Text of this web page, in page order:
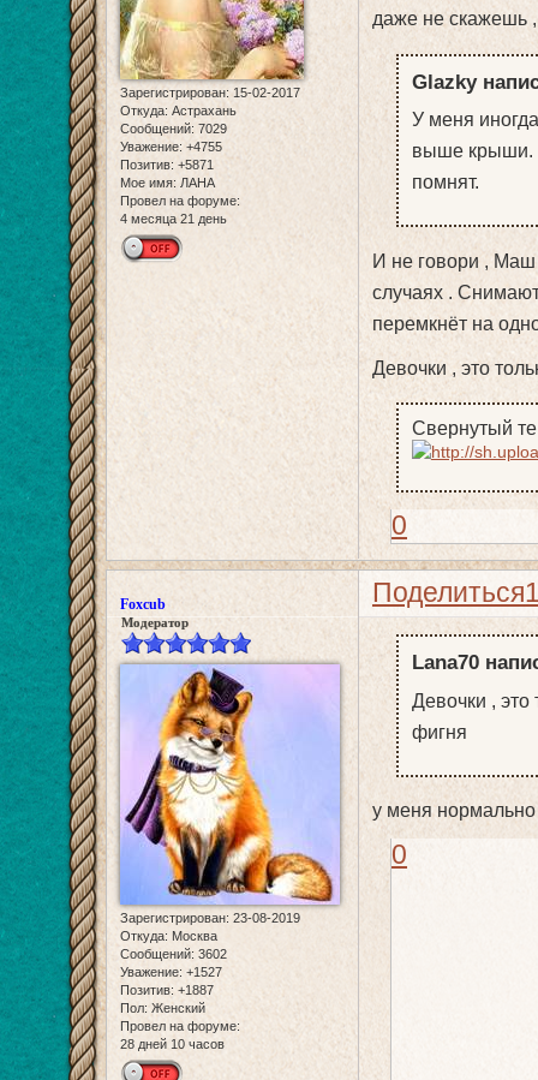
Зарегистрирован: 15-02-2017
Откуда: Астрахань
Сообщений: 7029
Уважение: +4755
Позитив: +5871
Мое имя: ЛАНА
Провел на форуме:
4 месяца 21 день
даже не скажешь
Glazky
У меня
выше крыши.
помнят.
И не говори , Маш
случаях .
перемкнёт на
Девочки , это
Свернутый
0
Поделиться
Foxcub
Модератор
Зарегистрирован: 23-08-2019
Откуда: Москва
Сообщений: 3602
Уважение: +1527
Позитив: +1887
Пол: Женский
Провел на форуме:
28 дней 10 часов
Lana70
Девочки , это
фигня
у меня нормально
0